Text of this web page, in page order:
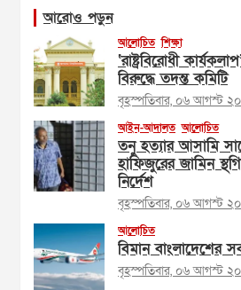
আরোও পড়ুন
আলোচিত শিক্ষা
‘রাষ্ট্রবিরোধী
বিরুদ্ধে তদন্ত কমিটি
বৃহস্পতিবার, ০৬ আগস্ট
আইন-আদালত আলোচিত
তনু হত্যার আসামি
হাফিজুরের জামিন
নির্দেশ
বৃহস্পতিবার, ০৬ আগস্ট
আলোচিত
বিমান বাংলাদেশের
বৃহস্পতিবার, ০৬ আগস্ট